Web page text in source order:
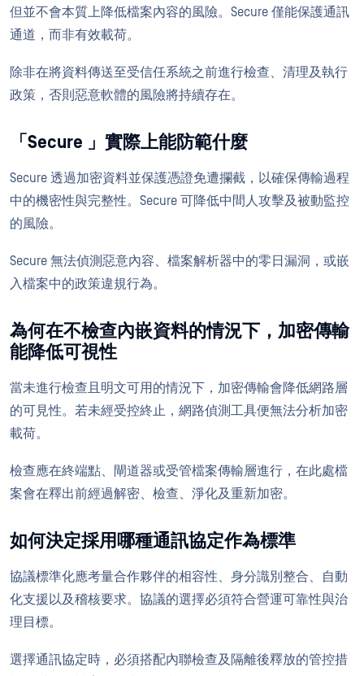
但並不會本質上降低檔案內容的風險。Secure 僅能保護通訊
通道，而非有效載荷。
除非在將資料傳送至受信任系統之前進行檢查、清理及執行
政策，否則惡意軟體的風險將持續存在。
「Secure 」實際上能防範什麼
Secure 透過加密資料並保護憑證免遭攔截，以確保傳輸過程
中的機密性與完整性。Secure 可降低中間人攻擊及被動監控
的風險。
Secure 無法偵測惡意內容、檔案解析器中的零日漏洞，或嵌
入檔案中的政策違規行為。
為何在不檢查內嵌資料的情況下，加密傳輸
能降低可視性
當未進行檢查且明文可用的情況下，加密傳輸會降低網路層
的可見性。若未經受控終止，網路偵測工具便無法分析加密
載荷。
檢查應在終端點、閘道器或受管檔案傳輸層進行，在此處檔
案會在釋出前經過解密、檢查、淨化及重新加密。
如何決定採用哪種通訊協定作為標準
協議標準化應考量合作夥伴的相容性、身分識別整合、自動
化支援以及稽核要求。協議的選擇必須符合營運可靠性與治
理目標。
選擇通訊協定時，必須搭配內聯檢查及隔離後釋放的管控措